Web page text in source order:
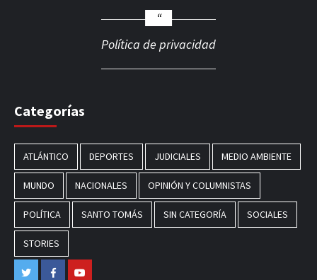
Política de privacidad
Categorías
ATLÁNTICO DEPORTES JUDICIALES MEDIO AMBIENTE
MUNDO NACIONALES OPINIÓN Y COLUMNISTAS
POLÍTICA SANTO TOMÁS SIN CATEGORÍA SOCIALES
STORIES
TwitterFacebook